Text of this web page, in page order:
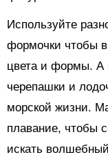
Используйте
формочки чтобы
цвета и формы. А
черепашки и
морской жизни.
плавание, чтобы
искать